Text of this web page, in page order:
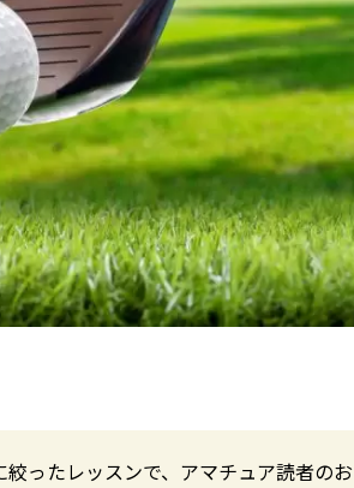
ったレッスンで、アマチュア読者のお